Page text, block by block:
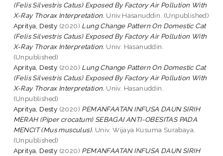
(Felis Silvestris Catus) Exposed By Factory Air Pollution With
X-Ray Thorax Interpretation. Univ.Hasanuddin. (Unpublished)
Apritya, Desty (2020) Lung Change Pattern On Domestic Cat
(Felis Silvestris Catus) Exposed By Factory Air Pollution With
X-Ray Thorax Interpretation. Univ. Hasanuddin.
(Unpublished)
Apritya, Desty (2020) Lung Change Pattern On Domestic Cat
(Felis Silvestris Catus) Exposed By Factory Air Pollution With
X-Ray Thorax Interpretation. Univ. Hasanuddin.
(Unpublished)
Apritya, Desty (2020) PEMANFAATAN INFUSA DAUN SIRIH
MERAH (Piper crocatum) SEBAGAI ANTI-OBESITAS PADA
MENCIT (Mus musculus). Univ. Wijaya Kusuma Surabaya.
(Unpublished)
Apritya, Desty (2020) PEMANFAATAN INFUSA DAUN SIRIH